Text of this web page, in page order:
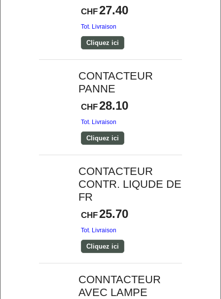
CHF27.40
Tot. Livraison
Cliquez ici
CONTACTEUR
PANNE
CHF28.10
Tot. Livraison
Cliquez ici
CONTACTEUR
CONTR. LIQUDE DE
FR
CHF25.70
Tot. Livraison
Cliquez ici
CONNTACTEUR
AVEC LAMPE